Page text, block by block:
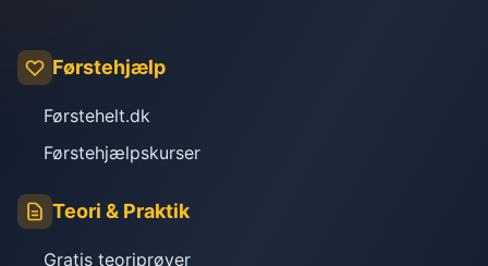
Førstehjælp
Førstehelt.dk
Førstehjælpskurser
Teori & Praktik
Gratis teoriprøver